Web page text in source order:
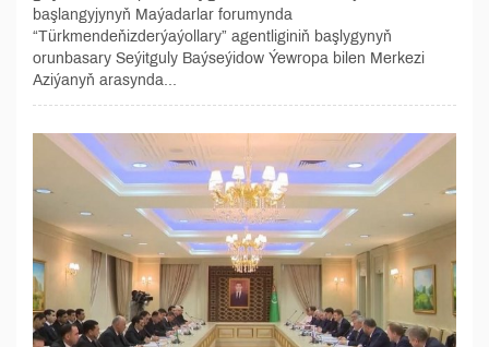
başlangyjynyň Maýadarlar forumynda
“Türkmendeňizderýaýollary” agentliginiň başlygynyň
orunbasary Seýitguly Baýseýidow Ýewropa bilen Merkezi
Aziýanyň arasynda...